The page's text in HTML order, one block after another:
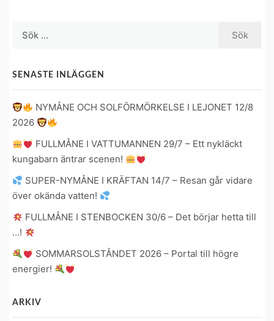
SENASTE INLÄGGEN
NYMÅNE OCH SOLFÖRMÖRKELSE I LEJONET 12/8
2026
FULLMÅNE I VATTUMANNEN 29/7 – Ett nykläckt
kungabarn äntrar scenen!
SUPER-NYMÅNE I KRÄFTAN 14/7 – Resan går vidare
över okända vatten!
FULLMÅNE I STENBOCKEN 30/6 – Det börjar hetta till
…!
SOMMARSOLSTÅNDET 2026 – Portal till högre
energier!
ARKIV